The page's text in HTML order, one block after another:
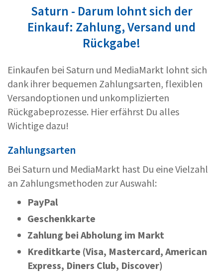
Saturn - Darum lohnt sich der
Einkauf: Zahlung, Versand und
Rückgabe!
Einkaufen bei Saturn und MediaMarkt lohnt sich
dank ihrer bequemen Zahlungsarten, flexiblen
Versandoptionen und unkomplizierten
Rückgabeprozesse. Hier erfährst Du alles
Wichtige dazu!
Zahlungsarten
Bei Saturn und MediaMarkt hast Du eine Vielzahl
an Zahlungsmethoden zur Auswahl:
PayPal
Geschenkkarte
Zahlung bei Abholung im Markt
Kreditkarte (Visa, Mastercard, American
Express, Diners Club, Discover)